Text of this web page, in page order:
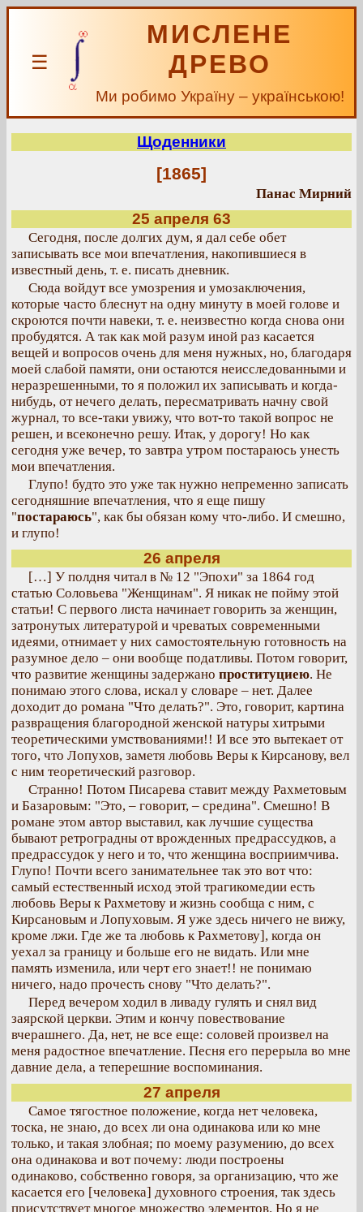
☰
МИСЛЕНЕ
ДРЕВО
Ми робимо Україну – українською!
Щоденники
[1865]
Панас Мирний
25 апреля 63
Сегодня, после долгих дум, я дал себе обет
записывать все мои впечатления, накопившиеся в
известный день, т. е. писать дневник.
Сюда войдут все умозрения и умозаключения,
которые часто блеснут на одну минуту в моей голове и
скроются почти навеки, т. е. неизвестно когда снова они
пробудятся. А так как мой разум иной раз касается
вещей и вопросов очень для меня нужных, но, благодаря
моей слабой памяти, они остаются неисследованными и
неразрешенными, то я положил их записывать и когда-
нибудь, от нечего делать, пересматривать начну свой
журнал, то все-таки увижу, что вот-то такой вопрос не
решен, и всеконечно решу. Итак, у дорогу! Но как
сегодня уже вечер, то завтра утром постараюсь унесть
мои впечатления.
Глупо! будто это уже так нужно непременно записать
сегодняшние впечатления, что я еще пишу
"постараюсь", как бы обязан кому что-либо. И смешно,
и глупо!
26 апреля
[…] У полдня читал в № 12 "Эпохи" за 1864 год
статью Соловьева "Женщинам". Я никак не пойму этой
статьи! С первого листа начинает говорить за женщин,
затронутых литературой и чреватых современными
идеями, отнимает у них самостоятельную готовность на
разумное дело – они вообще податливы. Потом говорит,
что развитие женщины задержано проституциею. Не
понимаю этого слова, искал у словаре – нет. Далее
доходит до романа "Что делать?". Это, говорит, картина
развращения благородной женской натуры хитрыми
теоретическими умствованиями!! И все это вытекает от
того, что Лопухов, заметя любовь Веры к Кирсанову, вел
с ним теоретический разговор.
Странно! Потом Писарева ставит между Рахметовым
и Базаровым: "Это, – говорит, – средина". Смешно! В
романе этом автор выставил, как лучшие существа
бывают ретроградны от врожденных предрассудков, а
предрассудок у него и то, что женщина восприимчива.
Глупо! Почти всего занимательнее так это вот что:
самый естественный исход этой трагикомедии есть
любовь Веры к Рахметову и жизнь сообща с ним, с
Кирсановым и Лопуховым. Я уже здесь ничего не вижу,
кроме лжи. Где же та любовь к Рахметову], когда он
уехал за границу и больше его не видать. Или мне
память изменила, или черт его знает!! не понимаю
ничего, надо прочесть снову "Что делать?".
Перед вечером ходил в ливаду гулять и снял вид
заярской церкви. Этим и кончу повествование
вчерашнего. Да, нет, не все еще: соловей произвел на
меня радостное впечатление. Песня его перерыла во мне
давние дела, а теперешние воспоминания.
27 апреля
Самое тягостное положение, когда нет человека,
тоска, не знаю, до всех ли она одинакова или ко мне
только, и такая злобная; по моему разумению, до всех
она одинакова и вот почему: люди построены
одинаково, собственно говоря, за организацию, что же
касается его [человека] духовного строения, так здесь
присутствует многое множество элементов. Но я не